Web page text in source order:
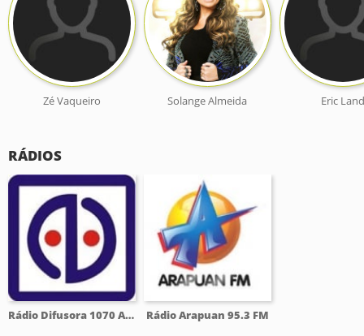
Zé Vaqueiro Solange Almeida Eric Land
RÁDIOS
Rádio Difusora 1070 AM Rádio Arapuan 95.3 FM